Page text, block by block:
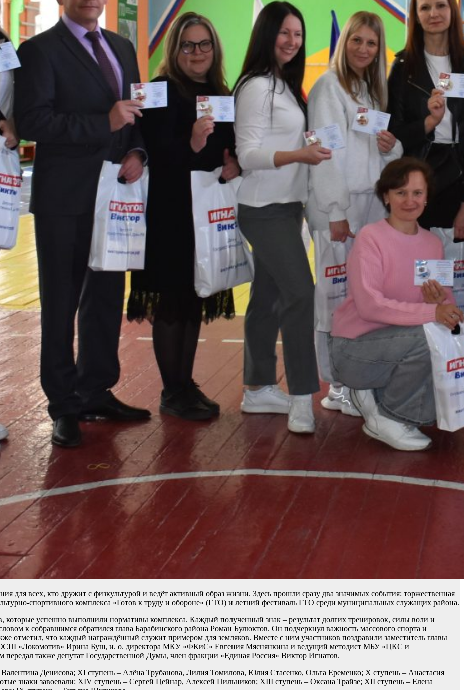
для всех, кто дружит с физкультурой и ведёт активный образ жизни. Здесь прошли сразу два значимых события: торжественная
спортивного комплекса «Готов к труду и обороне» (ГТО) и летний фестиваль ГТО среди муниципальных служащих района.
которые успешно выполнили нормативы комплекса. Каждый полученный знак – результат долгих тренировок, силы воли и
к собравшимся обратился глава Барабинского района Роман Булюктов. Он подчеркнул важность массового спорта и
отметил, что каждый награждённый служит примером для земляков. Вместе с ним участников поздравили заместитель главы
«Локомотив» Ирина Буш, и. о. директора МКУ «ФКиС» Евгения Мяснянкина и ведущий методист МБУ «ЦКС и
также депутат Государственной Думы, член фракции «Единая Россия» Виктор Игнатов.
Денисова; XI ступень – Алёна Трубанова, Лилия Томилова, Юлия Стасенко, Ольга Еременко; X ступень – Анастасия
знаки завоевали: XIV ступень – Сергей Цейнар, Алексей Пильников; XIII ступень – Оксана Трайзе; XII ступень – Елена